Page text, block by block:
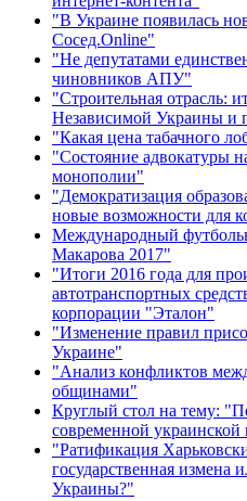
"В Украине появилась
Сосед.Online"
"Не депутатами
чиновников АПУ"
"Строительная отрасль:
Независимой Украины и
"Какая цена табачного
"Состояние адвокатуры
монополии"
"Демократизация
новые возможности для
Международный
Макарова 2017"
"Итоги 2016 года для
автотранспортных
корпорации "Эталон"
"Изменение правил
Украине"
"Анализ конфликтов
общинами"
Круглый стол на тему:
современной украинской
"Ратификация
государственная измена
Украины?"